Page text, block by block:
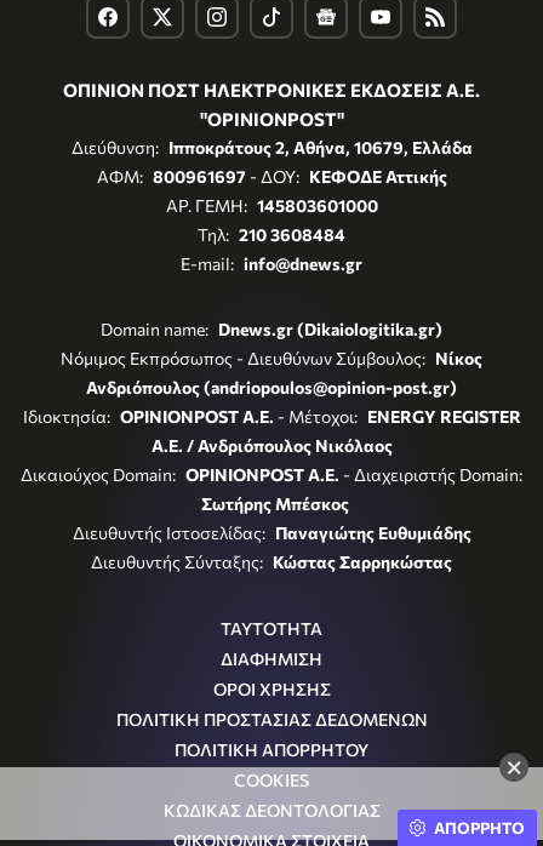
×
ΟΠΙΝΙΟΝ ΠΟΣΤ ΗΛΕΚΤΡΟΝΙΚΕΣ ΕΚΔΟΣΕΙΣ Α.Ε.
"OPINIONPOST"
Διεύθυνση: Ιπποκράτους 2, Αθήνα, 10679, Ελλάδα
ΑΦΜ: 800961697- ΔΟΥ: ΚΕΦΟΔΕ Αττικής
ΑΡ. ΓΕΜΗ: 145803601000
Τηλ: 210 3608484
E-mail: info@dnews.gr
Domain name: Dnews.gr (Dikaiologitika.gr)
Νόμιμος Εκπρόσωπος - Διευθύνων Σύμβουλος: Νίκος
Ανδριόπουλος (andriopoulos@opinion-post.gr)
Ιδιοκτησία: OPINIONPOST A.E. - Μέτοχοι: ENERGY REGISTER
Α.Ε. / Ανδριόπουλος Νικόλαος
Δικαιούχος Domain: OPINIONPOST A.E. - Διαχειριστής Domain:
Σωτήρης Μπέσκος
Διευθυντής Ιστοσελίδας: Παναγιώτης Ευθυμιάδης
Διευθυντής Σύνταξης: Κώστας Σαρρηκώστας
ΤΑΥΤΟΤΗΤΑ
ΔΙΑΦΗΜΙΣΗ
ΟΡΟΙ ΧΡΗΣΗΣ
ΠΟΛΙΤΙΚΗ ΠΡΟΣΤΑΣΙΑΣ ΔΕΔΟΜΕΝΩΝ
ΠΟΛΙΤΙΚΗ ΑΠΟΡΡΗΤΟΥ
COOKIES
ΚΩΔΙΚΑΣ ΔΕΟΝΤΟΛΟΓΙΑΣ
ΟΙΚΟΝΟΜΙΚΑ ΣΤΟΙΧΕΙΑ
ΑΠΟΡΡΗΤΟ